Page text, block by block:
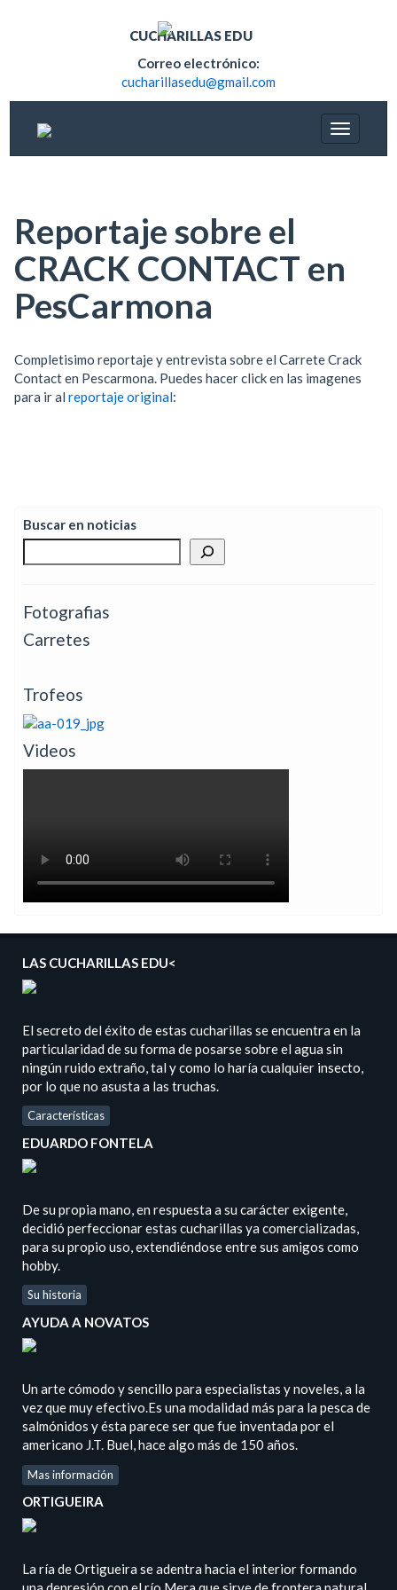
CUCHARILLAS EDU
Correo electrónico:
cucharillasedu@gmail.com
Reportaje sobre el
CRACK CONTACT en
PesCarmona
Completisimo reportaje y entrevista sobre el Carrete Crack
Contact en Pescarmona. Puedes hacer click en las imagenes
para ir al reportaje original:
Buscar en noticias
Fotografias
Carretes
Trofeos
Videos
LAS CUCHARILLAS EDU<
El secreto del éxito de estas cucharillas se encuentra en la
particularidad de su forma de posarse sobre el agua sin
ningún ruido extraño, tal y como lo haría cualquier insecto,
por lo que no asusta a las truchas.
Características
EDUARDO FONTELA
De su propia mano, en respuesta a su carácter exigente,
decidió perfeccionar estas cucharillas ya comercializadas,
para su propio uso, extendiéndose entre sus amigos como
hobby.
Su historia
AYUDA A NOVATOS
Un arte cómodo y sencillo para especialistas y noveles, a la
vez que muy efectivo.Es una modalidad más para la pesca de
salmónidos y ésta parece ser que fue inventada por el
americano J.T. Buel, hace algo más de 150 años.
Mas información
ORTIGUEIRA
La ría de Ortigueira se adentra hacia el interior formando